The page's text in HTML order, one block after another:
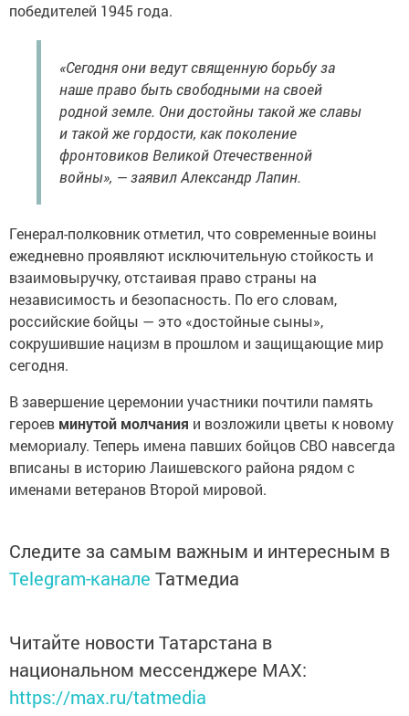
победителей 1945 года.
«Сегодня они ведут священную борьбу за
наше право быть свободными на своей
родной земле. Они достойны такой же славы
и такой же гордости, как поколение
фронтовиков Великой Отечественной
войны», — заявил Александр Лапин.
Генерал-полковник отметил, что современные воины
ежедневно проявляют исключительную стойкость и
взаимовыручку, отстаивая право страны на
независимость и безопасность. По его словам,
российские бойцы — это «достойные сыны»,
сокрушившие нацизм в прошлом и защищающие мир
сегодня.
В завершение церемонии участники почтили память
героев минутой молчания и возложили цветы к новому
мемориалу. Теперь имена павших бойцов СВО навсегда
вписаны в историю Лаишевского района рядом с
именами ветеранов Второй мировой.
Следите за самым важным и интересным в
Telegram-канале Татмедиа
Читайте новости Татарстана в
национальном мессенджере MАХ:
https://max.ru/tatmedia